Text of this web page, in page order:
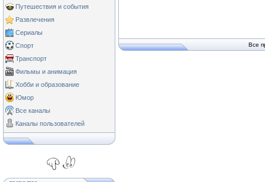
Путешествия и события
Развлечения
Сериалы
Спорт
Транспорт
Фильмы и анимация
Хобби и образование
Юмор
Все каналы
Каналы пользователей
Все